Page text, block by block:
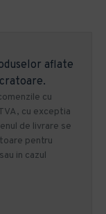
aflate
cu
cu exceptia
de livrare se
pentru
in cazul